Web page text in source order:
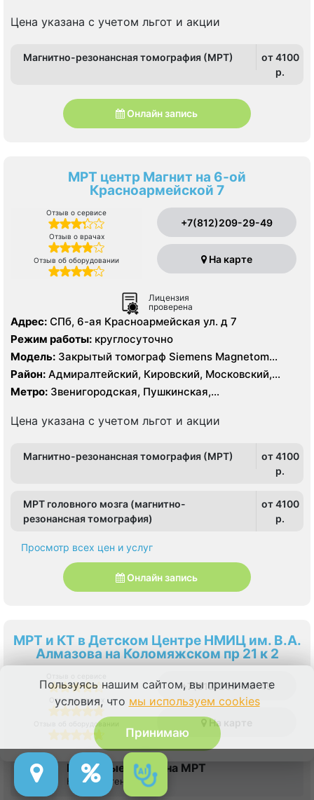
Цена указана с учетом льгот и акции
Магнитно-резонансная томография (МРТ)
от 4100
p.
Онлайн запись
МРТ центр Магнит на 6-ой
Красноармейской 7
Отзыв о сервисе
Отзыв о врачах
Отзыв об оборудовании
+7(812)209-29-49
На карте
Лицензия
проверена
Адрес: СПб, 6-ая Красноармейская ул. д 7
Режим работы: круглосуточно
Модель: Закрытый томограф Siemens Magnetom
Symphony 1.5 Тесла, КТ Siemens Somatom Emotion 16
срезов
Район: Адмиралтейский, Кировский, Московский,
Центральный
Метро: Звенигородская, Пушкинская,
Цена указана с учетом льгот и акции
Магнитно-резонансная томография (МРТ)
от 4100
p.
МРТ головного мозга (магнитно-
резонансная томография)
от 4100
p.
Просмотр всех цен и услуг
Онлайн запись
МРТ и КТ в Детском Центре НМИЦ им. В.А.
Алмазова на Коломяжском пр 21 к 2
Отзыв о врачах
Отзыв об оборудовании
+7(812)209-29-49
На карте
Выгодные акции на МРТ
КТ и рентген
Пользуясь нашим сайтом, вы принимаете
условия, что мы используем cookies
Принимаю